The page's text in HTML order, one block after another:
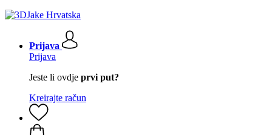
Prijava
Prijava
Jeste li ovdje prvi put?
Kreirajte račun